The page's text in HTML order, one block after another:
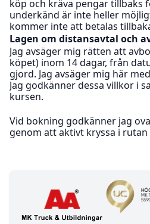
köp och kräva pengar tillbaks
underkänd är inte heller
kommer inte att betalas
Lagen om distansavtal och
Jag avsäger mig rätten att
köpet) inom 14 dagar, från
gjord. Jag avsäger mig här
Jag godkänner dessa villkor i
kursen.
Vid bokning godkänner jag
genom att aktivt kryssa i